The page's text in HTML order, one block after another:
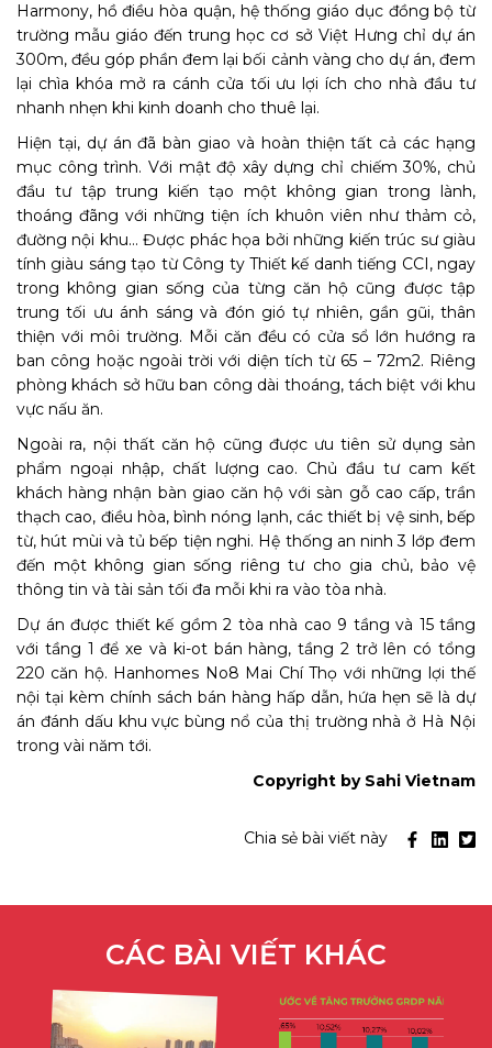
Harmony, hồ điều hòa quận, hệ thống giáo dục đồng bộ từ
trường mẫu giáo đến trung học cơ sở Việt Hưng chỉ dự án
300m, đều góp phần đem lại bối cảnh vàng cho dự án, đem
lại chìa khóa mở ra cánh cửa tối ưu lợi ích cho nhà đầu tư
nhanh nhẹn khi kinh doanh cho thuê lại.
Hiện tại, dự án đã bàn giao và hoàn thiện tất cả các hạng
mục công trình. Với mật độ xây dựng chỉ chiếm 30%, chủ
đầu tư tập trung kiến tạo một không gian trong lành,
thoáng đãng với những tiện ích khuôn viên như thảm cỏ,
đường nội khu… Được phác họa bởi những kiến trúc sư giàu
tính giàu sáng tạo từ Công ty Thiết kế danh tiếng CCI, ngay
trong không gian sống của từng căn hộ cũng được tập
trung tối ưu ánh sáng và đón gió tự nhiên, gần gũi, thân
thiện với môi trường. Mỗi căn đều có cửa sổ lớn hướng ra
ban công hoặc ngoài trời với diện tích từ 65 – 72m2. Riêng
phòng khách sở hữu ban công dài thoáng, tách biệt với khu
vực nấu ăn.
Ngoài ra, nội thất căn hộ cũng được ưu tiên sử dụng sản
phẩm ngoại nhập, chất lượng cao. Chủ đầu tư cam kết
khách hàng nhận bàn giao căn hộ với sàn gỗ cao cấp, trần
thạch cao, điều hòa, bình nóng lạnh, các thiết bị vệ sinh, bếp
từ, hút mùi và tủ bếp tiện nghi. Hệ thống an ninh 3 lớp đem
đến một không gian sống riêng tư cho gia chủ, bảo vệ
thông tin và tài sản tối đa mỗi khi ra vào tòa nhà.
Dự án được thiết kế gồm 2 tòa nhà cao 9 tầng và 15 tầng
với tầng 1 để xe và ki-ot bán hàng, tầng 2 trở lên có tổng
220 căn hộ. Hanhomes No8 Mai Chí Thọ với những lợi thế
nội tại kèm chính sách bán hàng hấp dẫn, hứa hẹn sẽ là dự
án đánh dấu khu vực bùng nổ của thị trường nhà ở Hà Nội
trong vài năm tới.
Copyright by Sahi Vietnam
Chia sẻ bài viết này
CÁC BÀI VIẾT KHÁC